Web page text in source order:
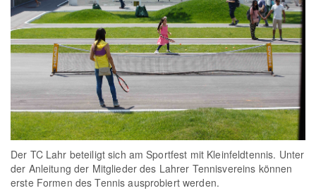
Der TC Lahr beteiligt sich am Sportfest mit Kleinfeldtennis. Unter
der Anleitung der Mitglieder des Lahrer Tennisvereins können
erste Formen des Tennis ausprobiert werden.